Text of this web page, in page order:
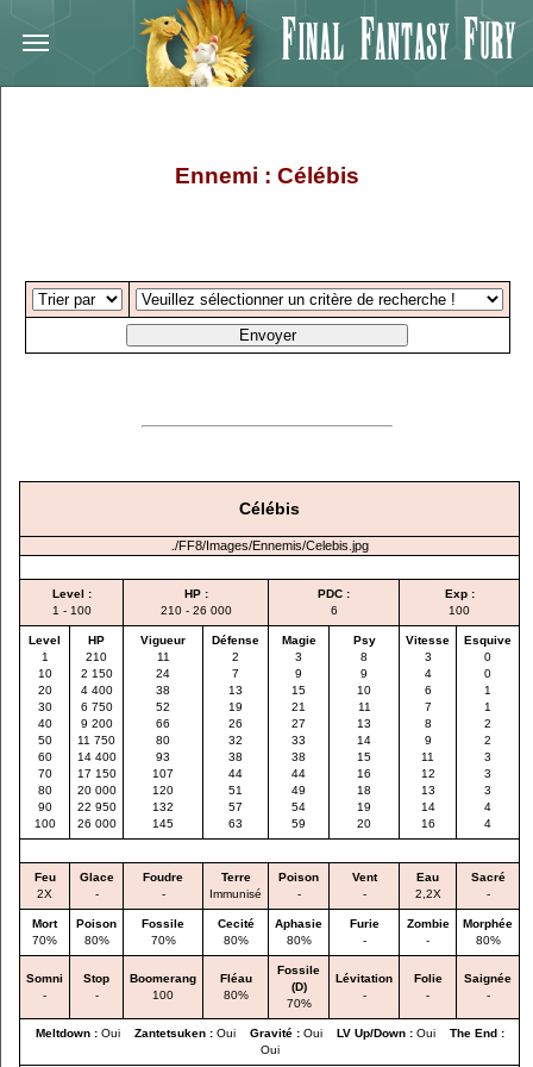
Ennemi : Célébis
Célébis
./FF8/Images/Ennemis/Celebis.jpg
Level :
1 - 100
HP :
210 - 26 000
PDC :
6
Exp :
100
Level
1
10
20
30
40
50
60
70
80
90
100
HP
210
2 150
4 400
6 750
9 200
11 750
14 400
17 150
20 000
22 950
26 000
Vigueur
11
24
38
52
66
80
93
107
120
132
145
Défense
2
7
13
19
26
32
38
44
51
57
63
Magie
3
9
15
21
27
33
38
44
49
54
59
Psy
8
9
10
11
13
14
15
16
18
19
20
Vitesse
3
4
6
7
8
9
11
12
13
14
16
Esquive
0
0
1
1
2
2
3
3
3
4
4
Feu
2X
Glace
-
Foudre
-
Terre
Immunisé
Poison
-
Vent
-
Eau
2,2X
Sacré
-
Mort
70%
Poison
80%
Fossile
70%
Cecité
80%
Aphasie
80%
Furie
-
Zombie
-
Morphée
80%
Somni
-
Stop
-
Boomerang
100
Fléau
80%
Fossile
(D)
70%
Lévitation
-
Folie
-
Saignée
-
Meltdown :Oui Zantetsuken :Oui Gravité :Oui LV Up/Down :Oui The End :
Oui